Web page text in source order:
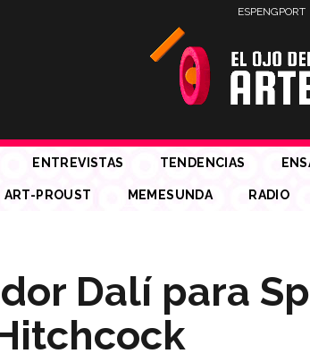
ESPENGPORT
ENTREVISTAS TENDENCIAS
ART-PROUST MEMESUNDA RADIO
Dalí para